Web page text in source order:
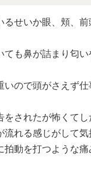
るせいか眼、頬、
ても鼻が詰まり匂
いので頭がさえず仕
をされたが怖くてし
流れる感じがして気
拍動を打つような